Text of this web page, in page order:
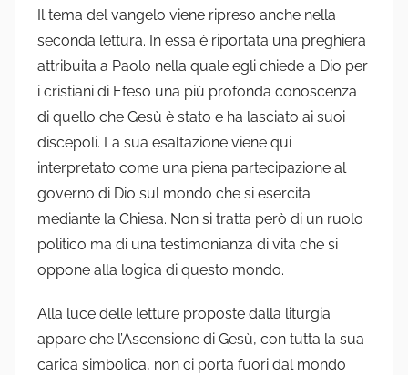
Il tema del vangelo viene ripreso anche nella
seconda lettura. In essa è riportata una preghiera
attribuita a Paolo nella quale egli chiede a Dio per
i cristiani di Efeso una più profonda conoscenza
di quello che Gesù è stato e ha lasciato ai suoi
discepoli. La sua esaltazione viene qui
interpretato come una piena partecipazione al
governo di Dio sul mondo che si esercita
mediante la Chiesa. Non si tratta però di un ruolo
politico ma di una testimonianza di vita che si
oppone alla logica di questo mondo.
Alla luce delle letture proposte dalla liturgia
appare che l’Ascensione di Gesù, con tutta la sua
carica simbolica, non ci porta fuori dal mondo